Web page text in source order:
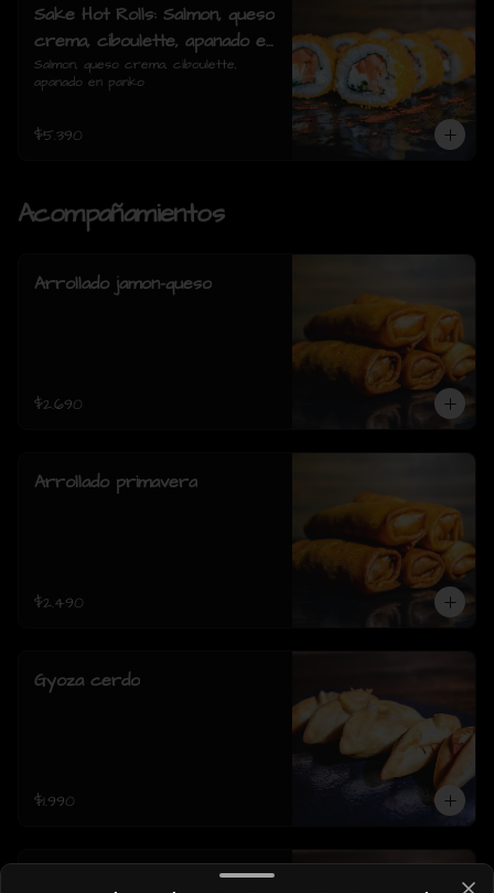
Sake Hot Rolls: Salmon, queso
crema, ciboulette, apanado en
panko
Salmon, queso crema, ciboulette,
apanado en panko
$5.390
Acompañamientos
Arrollado jamon-queso
$2.690
Arrollado primavera
$2.490
Gyoza cerdo
$1.990